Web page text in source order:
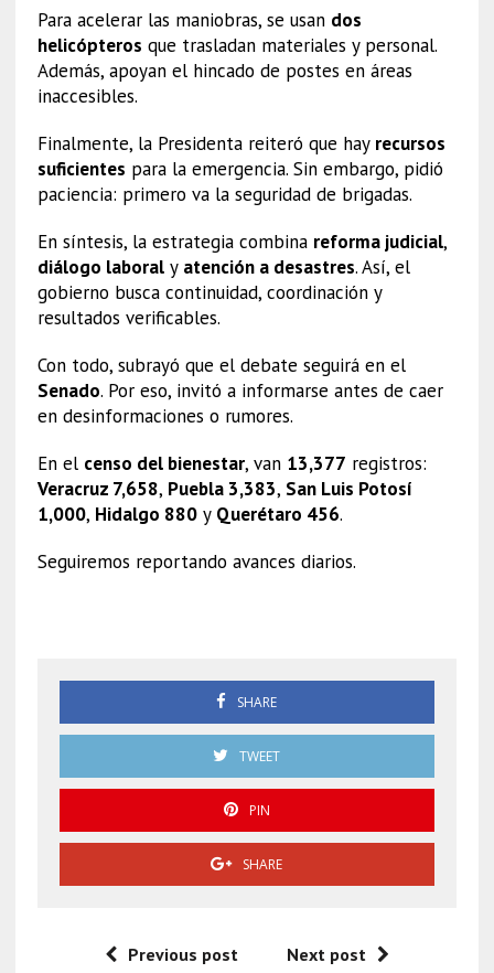
Para acelerar las maniobras, se usan dos
helicópteros que trasladan materiales y personal.
Además, apoyan el hincado de postes en áreas
inaccesibles.
Finalmente, la Presidenta reiteró que hay recursos
suficientes para la emergencia. Sin embargo, pidió
paciencia: primero va la seguridad de brigadas.
En síntesis, la estrategia combina reforma judicial,
diálogo laboraly atención a desastres. Así, el
gobierno busca continuidad, coordinación y
resultados verificables.
Con todo, subrayó que el debate seguirá en el
Senado. Por eso, invitó a informarse antes de caer
en desinformaciones o rumores.
En el censo del bienestar, van 13,377 registros:
Veracruz 7,658, Puebla 3,383, San Luis Potosí
1,000, Hidalgo 880y Querétaro 456.
Seguiremos reportando avances diarios.
SHARE
TWEET
PIN
SHARE
Previous post Next post